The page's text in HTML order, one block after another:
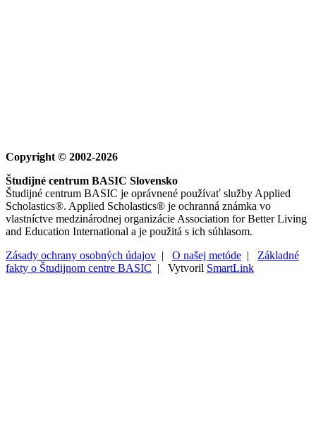
Copyright © 2002-2026
Študijné centrum BASIC Slovensko
Študijné centrum BASIC je oprávnené používať služby Applied
Scholastics®. Applied Scholastics® je ochranná známka vo
vlastníctve medzinárodnej organizácie Association for Better Living
and Education International a je použitá s ich súhlasom.
Zásady ochrany osobných údajov | O našej metóde | Základné
fakty o Študijnom centre BASIC | Vytvoril SmartLink